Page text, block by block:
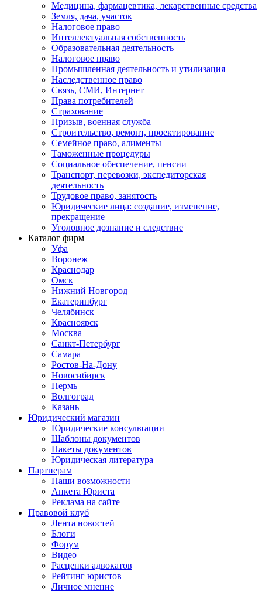
Медицина, фармацевтика, лекарственные средства
Земля, дача, участок
Налоговое право
Интеллектуальная собственность
Образовательная деятельность
Налоговое право
Промышленная деятельность и утилизация
Наследственное право
Связь, СМИ, Интернет
Права потребителей
Страхование
Призыв, военная служба
Строительство, ремонт, проектирование
Семейное право, алименты
Таможенные процедуры
Социальное обеспечение, пенсии
Транспорт, перевозки, экспедиторская
деятельность
Трудовое право, занятость
Юридические лица: создание, изменение,
прекращение
Уголовное дознание и следствие
Каталог фирм
Уфа
Воронеж
Краснодар
Омск
Нижний Новгород
Екатеринбург
Челябинск
Красноярск
Москва
Санкт-Петербург
Самара
Ростов-На-Дону
Новосибирск
Пермь
Волгоград
Казань
Юридический магазин
Юридические консультации
Шаблоны документов
Пакеты документов
Юридическая литература
Партнерам
Наши возможности
Анкета Юриста
Реклама на сайте
Правовой клуб
Лента новостей
Блоги
Форум
Видео
Расценки адвокатов
Рейтинг юристов
Личное мнение